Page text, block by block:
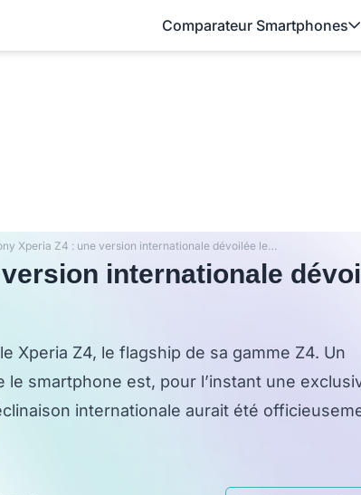
Comparateur Smartphones
Sony Xperia Z4 : une version internationale dévoilée le mois prochain ?
internationale
Xperia Z4, le flagship de sa gamme Z4. Un
smartphone est, pour l’instant une
internationale aurait été